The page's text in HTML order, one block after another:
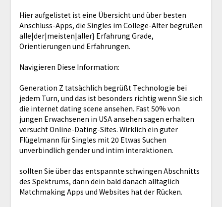
Hier aufgelistet ist eine Übersicht und über besten
Anschluss-Apps, die Singles im College-Alter begrüßen
alle|der|meisten|aller} Erfahrung Grade,
Orientierungen und Erfahrungen.
Navigieren Diese Information:
Generation Z tatsächlich begrüßt Technologie bei
jedem Turn, und das ist besonders richtig wenn Sie sich
die internet dating scene ansehen. Fast 50% von
jungen Erwachsenen in USA ansehen sagen erhalten
versucht Online-Dating-Sites. Wirklich ein guter
Flügelmann für Singles mit 20 Etwas Suchen
unverbindlich gender und intim interaktionen.
sollten Sie über das entspannte schwingen Abschnitts
des Spektrums, dann dein bald danach alltäglich
Matchmaking Apps und Websites hat der Rücken.